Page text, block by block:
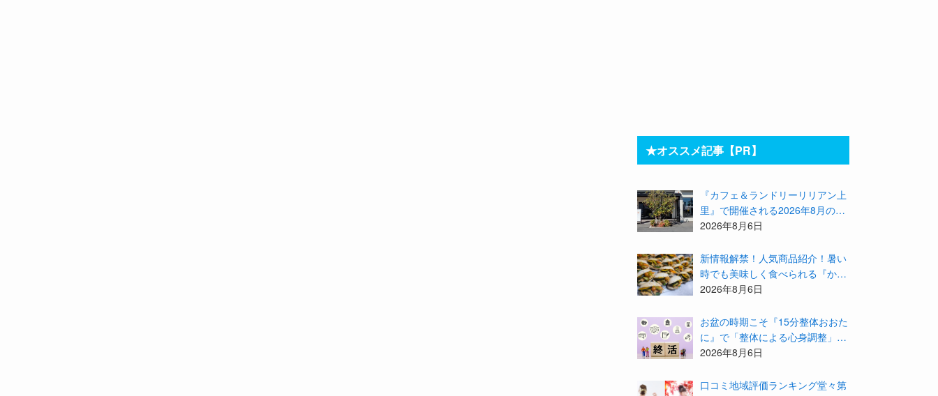
★オススメ記事【PR】
『カフェ＆ランドリーリリアン上
里』で開催される2026年8月のイ
ベント等をまとめてご紹介！
2026年8月6日
新情報解禁！人気商品紹介！暑い
時でも美味しく食べられる『かず
みんち』の身体に優しい天然酵母
2026年8月6日
お盆の時期こそ『15分整体おおた
に』で「整体による心身調整」と
「アドバイザーによる身辺整理の
2026年8月6日
⼝コミ地域評価ランキング堂々第